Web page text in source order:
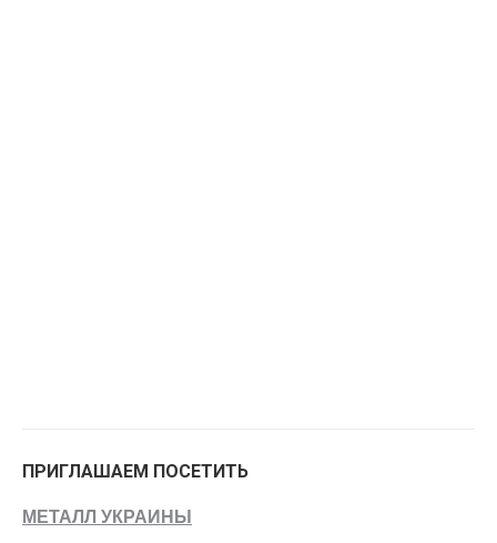
ПРИГЛАШАЕМ ПОСЕТИТЬ
МЕТАЛЛ УКРАИНЫ